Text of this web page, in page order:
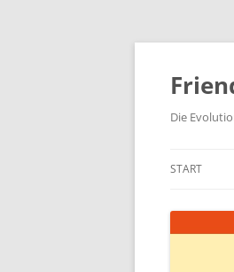
Zum
springen
Die
START